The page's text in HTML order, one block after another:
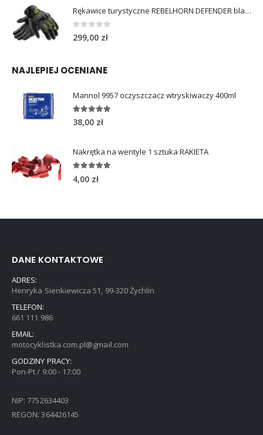
Rękawice turystyczne REBELHORN DEFENDER black yellow fluo
0 out of 5
299,00 zł
NAJLEPIEJ OCENIANE
Mannol 9957 oczyszczacz wtryskiwaczy 400ml
5.00out of 5
38,00 zł
Nakrętka na wentyle 1 sztuka RAKIETA
out of 5
4,00 zł
DANE KONTAKTOWE
ADRES:
Henryka Sienkiewicza 51, 99-320 Żychlin
TELEFON:
661 111 986
EMAIL:
motocyklistka.com.pl@gmail.com
GODZINY PRACY:
Pon-Pt / 9:00 - 17:00
NIP: 7752634403
REGON: 364426145